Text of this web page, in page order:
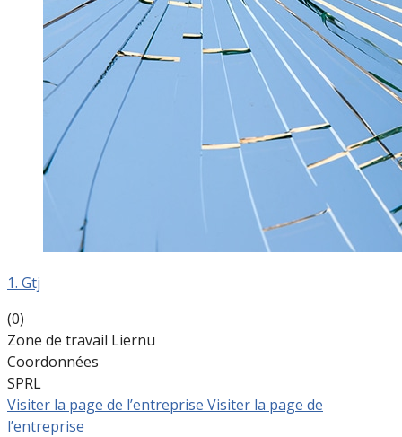
1. Gtj
(0)
Zone de travail Liernu
Coordonnées
SPRL
Visiter la page de l’entreprise Visiter la page de
l’entreprise